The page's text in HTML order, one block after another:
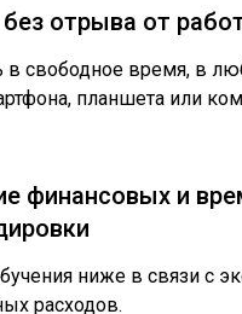
отрыва от
в свободное время, в
планшета или
финансовых и
ниже в связи с
расходов.